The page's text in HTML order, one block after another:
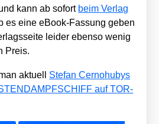
kann ab sofort beim Ver­lag
es eine eBook-Fas­sung geben
lei­der eben­so wenig
Preis.
aktu­ell Ste­fan Cer­no­hu­bys
auf TOR-